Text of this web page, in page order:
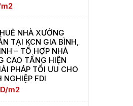
NHÀ XƯỞNG
TẠI KCN GIA BÌNH,
– TỔ HỢP NHÀ
CAO TẦNG HIỆN
PHÁP TỐI ƯU CHO
NGHIỆP FDI
m2